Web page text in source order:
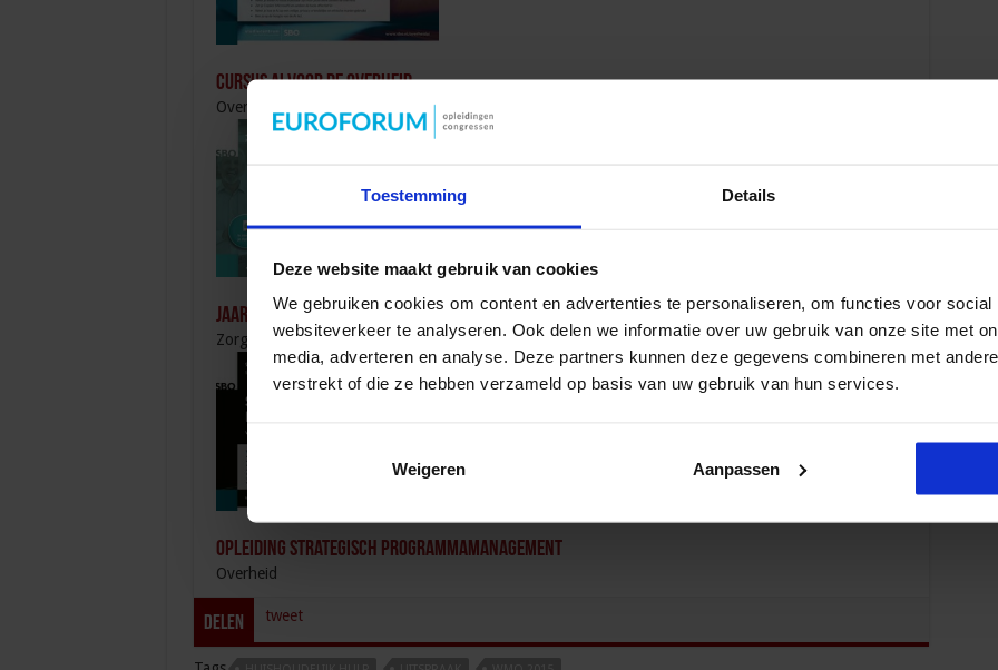
Toestemming Details
Deze website maakt gebruik van cookies
We gebruiken cookies om content en advertenties te personaliseren, om functies voor
websiteverkeer te analyseren. Ook delen we informatie over uw gebruik van onze site met
media, adverteren en analyse. Deze partners kunnen deze gegevens combineren met
verstrekt of die ze hebben verzameld op basis van uw gebruik van hun services.
Weigeren Aanpassen
Cursus AI voor de overheid
Overheid
Jaaropleiding Bedrijfskundig Zorgmanagement
Zorg
Opleiding Strategisch Programmamanagement
Overheid
Delen tweet